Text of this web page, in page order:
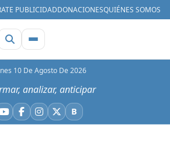
PUBLICIDADDONACIONESQUIÉNES SOMOS
10 De Agosto De 2026
analizar, anticipar
YouTube
Facebook
Instagram
X BBluesky